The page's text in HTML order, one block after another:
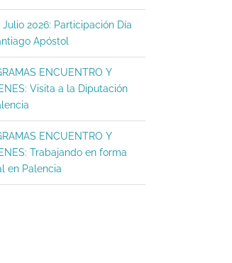
Institucionales y
Julio 2026: Participación Día
Apóstol
ENCUENTRO Y
Visita a la Diputación
ENCUENTRO Y
Trabajando en forma
en Palencia